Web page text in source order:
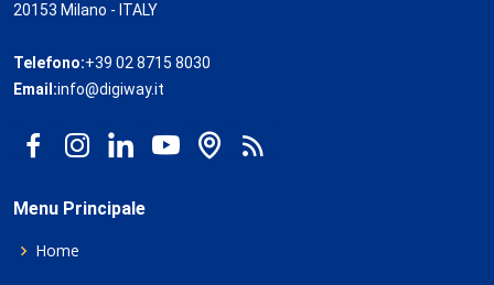
20153 Milano - ITALY
Telefono:+39 02 8715 8030
Email:info@digiway.it
Menu Principale
Home